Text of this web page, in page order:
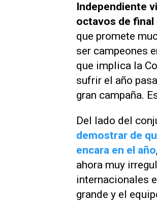
Independiente
octavos de
que promete
ser campeones
que implica la
sufrir el año
gran campaña.
Del lado del
demostrar de
encara en el año
ahora muy
internacionales
grande y el